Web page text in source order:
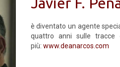
è diventato un agente
quattro anni sulle tracce
più: www.deanarcos.com